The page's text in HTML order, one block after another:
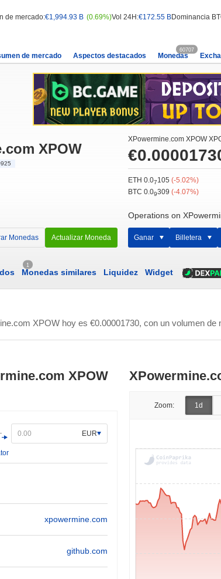
de mercado:€1,994.93 B (0.69%)Vol 24H:€172.55 BDominancia
de mercado Aspectos destacados Monedas
60707
XPOW
Monedas Actualizar Moneda
XPowermine.com XPOW
ETH 0.07105(-5.02%)
BTC 0.09309(-4.07%)
Operations on
Ganar Billetera
1
Monedas similares Liquidez Widget
XPOW hoy es €0.00001730, con un volumen de
XPOW
EUR
xpowermine.com
github.com
Zoom: 1d